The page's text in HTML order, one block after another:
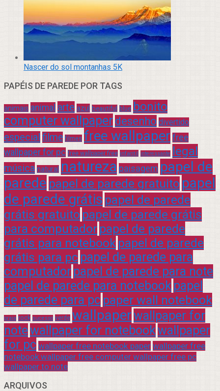
Nascer do sol montanhas 5K
PAPÉIS DE PAREDE POR TAGS
animais animal arte azul beautiful blue bonito
computer wallpaper desenho divertido
especial filme filmes free wallpaper free
wallpaper for pc free wallpaper free infantil interessante legal
música natural natureza paisagem papel de
parede papel de parede gratuito papel
de parede grátis papel de parede
grátis gratuito papel de parede grátis
para computador papel de parede
grátis para notebook papel de parede
grátis para pc papel de parede para
computador papel de parede para note
papel de parede para notebook papel
de parede para pc paper wall notebook
praia rock sucesso verde wallpaperwallpaper for
notewallpaper for notebookwallpaper
for pc wallpaper free notebook paper wallpaper free
notebook wallpaper free computer wallpaper free pc
wallpaper to note
ARQUIVOS